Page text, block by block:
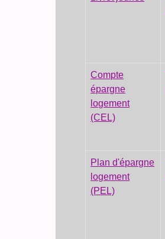
Compte
épargne
logement
(CEL)
Plan d'épargne
logement
(PEL)